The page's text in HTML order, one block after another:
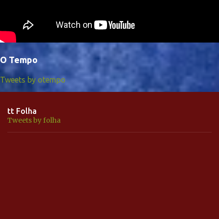
O Tempo
Tweets by otempo
tt Folha
Tweets by folha